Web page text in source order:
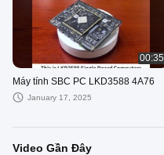
00:35
Máy tính SBC PC LKD3588 4A76
January 17, 2025
Video Gần Đây